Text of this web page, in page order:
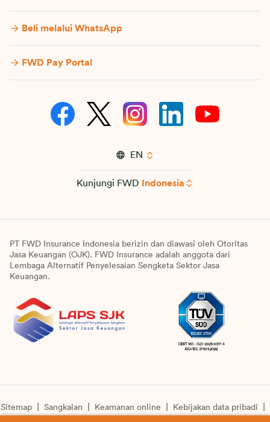
Beli melalui WhatsApp
FWD Pay Portal
EN
Kunjungi FWD Indonesia
PT FWD Insurance Indonesia berizin dan diawasi oleh Otoritas
Jasa Keuangan (OJK). FWD Insurance adalah anggota dari
Lembaga Alternatif Penyelesaian Sengketa Sektor Jasa
Keuangan.
Sitemap Sangkalan Keamanan online
Kebijakan data pribadi